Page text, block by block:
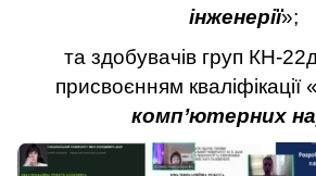
інженерії»;
та здобувачів груп КН-
присвоєнням кваліфікації «
комп’ютерних